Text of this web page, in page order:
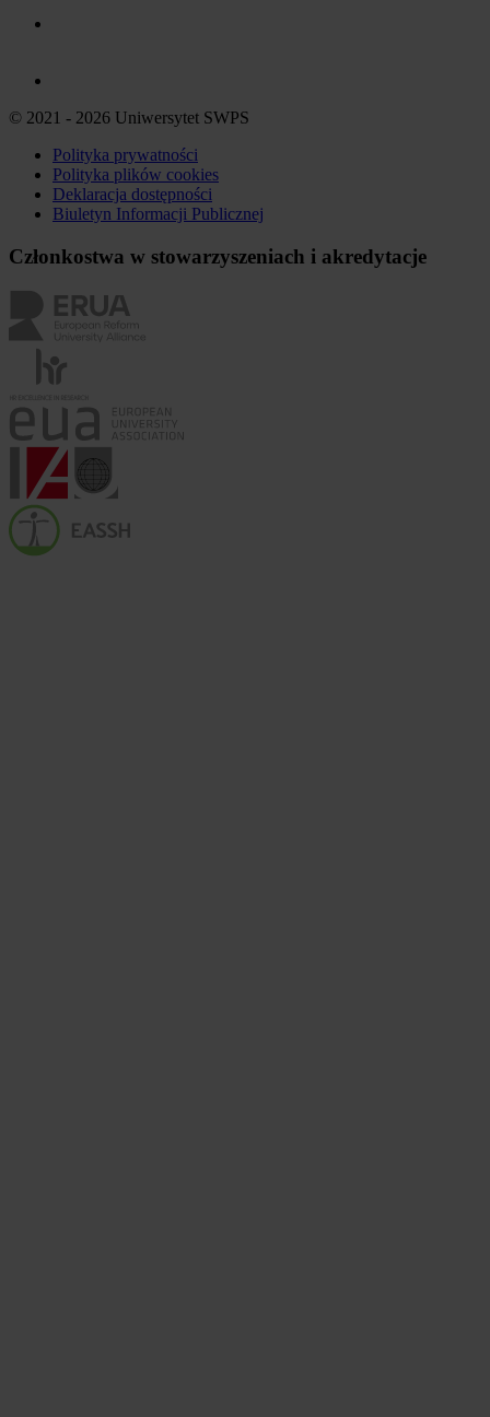
© 2021 - 2026 Uniwersytet SWPS
Polityka prywatności
Polityka plików cookies
Deklaracja dostępności
Biuletyn Informacji Publicznej
Członkostwa w stowarzyszeniach i akredytacje